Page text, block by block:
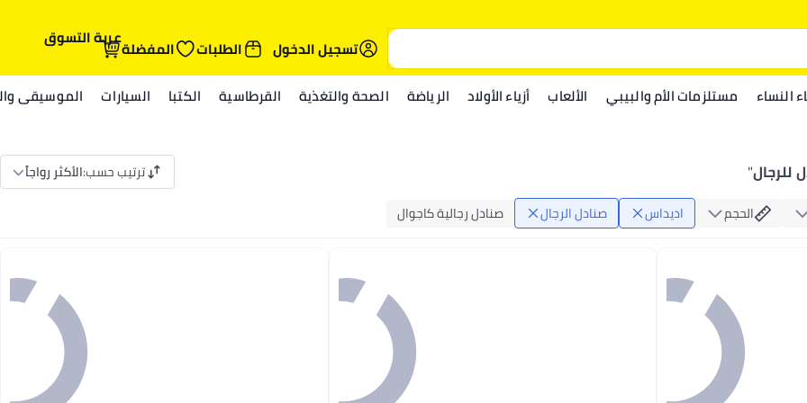
تسجيل الدخول
الطلبات المفضلةعربة التسوق
النساء مستلزمات الأم والبيبي الألعاب أزياء الأولاد الرياضة الصحة والتغذية القرطاسية الكتبا السيارات الموسيقى
للرجال" ترتيب حسب:الأكثر رواجاً
الحجم اديداس صنادل الرجال صنادل رجالية كاجوال